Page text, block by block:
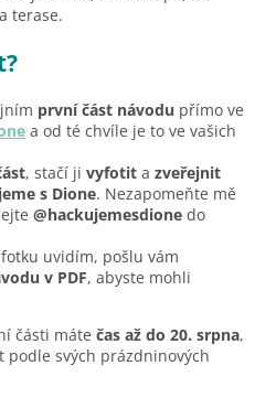
terase.
první část návodu přímo ve
a od té chvíle je to ve vašich
, stačí ji vyfotit a zveřejnit
s Dione. Nezapomeňte mě
@hackujemesdione do
uvidím, pošlu vám
v PDF, abyste mohli
části máte čas až do 20. srpna,
podle svých prázdninových